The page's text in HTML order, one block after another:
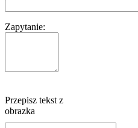
Zapytanie:
Przepisz tekst z
obrazka